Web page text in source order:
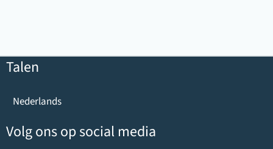
Talen
Nederlands
Volg ons op social media